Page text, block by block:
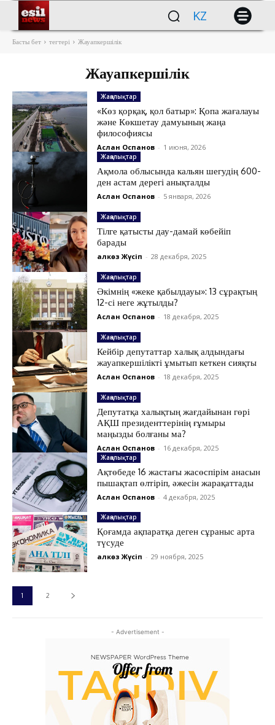
KZ
Басты бет тегтері Жауапкершілік
Жауапкершілік
- Advertisement -
Жаңалықтар
«Көз қорқақ, қол батыр»: Қопа жағалауы
және Көкшетау дамуының жаңа
философиясы
Аслан Оспанов - 1 июня, 2026
Жаңалықтар
Ақмола облысында кальян шегудің 600-
ден астам дерегі анықталды
Аслан Оспанов - 5 января, 2026
Жаңалықтар
Тілге қатысты дау-дамай көбейіп
барады
Қалкөз Жүсіп - 28 декабря, 2025
Жаңалықтар
Әкімнің «жеке қабылдауы»: 13 сұрақтың
12-сі неге жұтылды?
Аслан Оспанов - 18 декабря, 2025
Жаңалықтар
Кейбір депутаттар халық алдындағы
жауапкершілікті ұмытып кеткен сияқты
Аслан Оспанов - 18 декабря, 2025
Жаңалықтар
Депутатқа халықтың жағдайынан гөрі
АҚШ президенттерінің ғұмыры
маңызды болғаны ма?
Аслан Оспанов - 16 декабря, 2025
Жаңалықтар
Ақтөбеде 16 жастағы жасөспірім анасын
пышақтап өлтіріп, әжесін жарақаттады
Аслан Оспанов - 4 декабря, 2025
Жаңалықтар
Қоғамда ақпаратқа деген сұраныс арта
түсуде
Қалкөз Жүсіп - 29 ноября, 2025
1 2